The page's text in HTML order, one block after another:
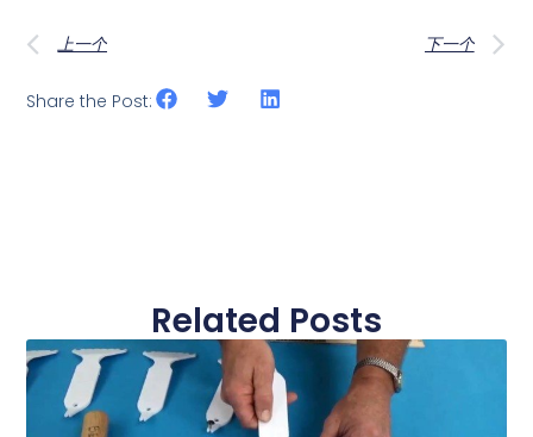
上一个 下一个
Share the Post:
Related Posts